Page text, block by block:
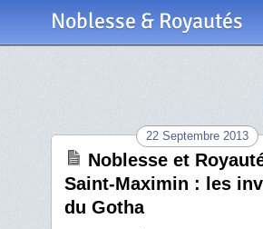
Noblesse & Royautés
22 Septembre 2013
Noblesse et
Saint-Maximin : les
du Gotha